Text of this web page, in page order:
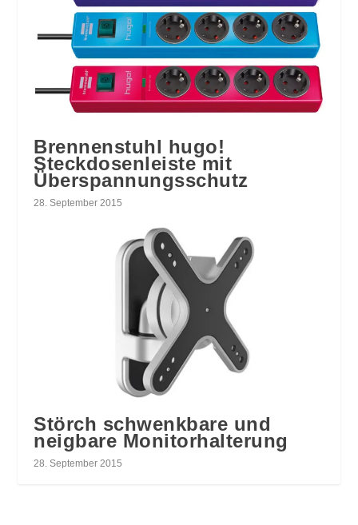
Brennenstuhl hugo!
Steckdosenleiste mit
Überspannungsschutz
28. September 2015
Störch schwenkbare und
neigbare Monitorhalterung
28. September 2015